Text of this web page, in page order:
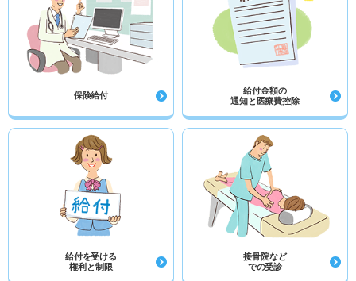
保険給付
給付金額の
通知と医療費控除
給付を受ける
権利と制限
接骨院など
での受診